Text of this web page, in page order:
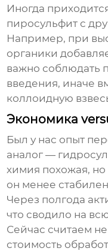
Иногда
пиросульфит с
Например, при
органики
важно соблюдать
введения, иначе
коллоидную
Экономика
Был у нас опыт
аналог —
химия похожая, но
он менее
Через полгода
что сводило на
Сейчас считаем
стоимость